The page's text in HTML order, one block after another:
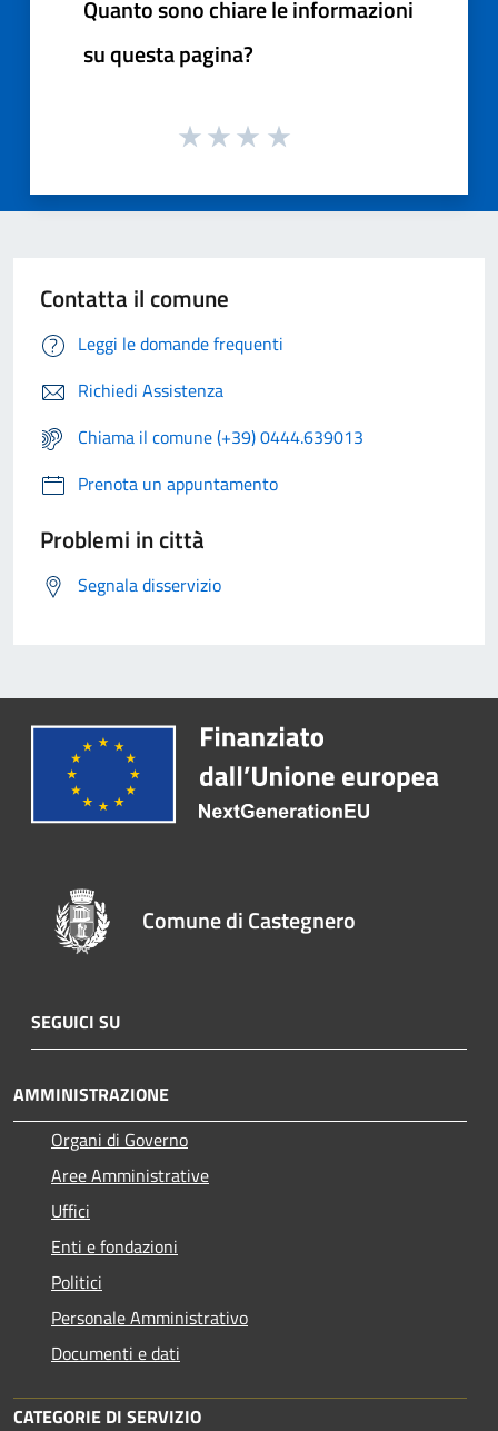
Quanto sono chiare le informazioni
su questa pagina?
Contatta il comune
Leggi le domande frequenti
Richiedi Assistenza
Chiama il comune (+39) 0444.639013
Prenota un appuntamento
Problemi in città
Segnala disservizio
Comune di Castegnero
SEGUICI SU
AMMINISTRAZIONE
Organi di Governo
Aree Amministrative
Uffici
Enti e fondazioni
Politici
Personale Amministrativo
Documenti e dati
CATEGORIE DI SERVIZIO